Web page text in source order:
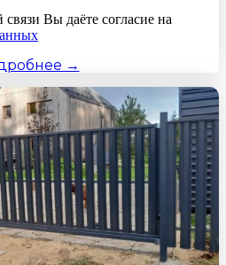
Вы даёте согласие на
→